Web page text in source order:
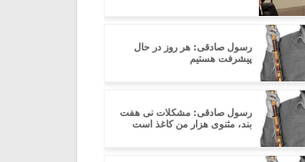
رسول صادقی: هر روز در حال
پیشرفت هستیم
رسول صادقی: مشکلات نی هفت
بند، مثنوی هزار من کاغذ است